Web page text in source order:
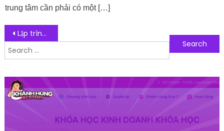
trung tâm cần phải có một […]
Post navigation
Lập trình game cần học ngôn ngữ lập trình nào?
Search for:
Follow